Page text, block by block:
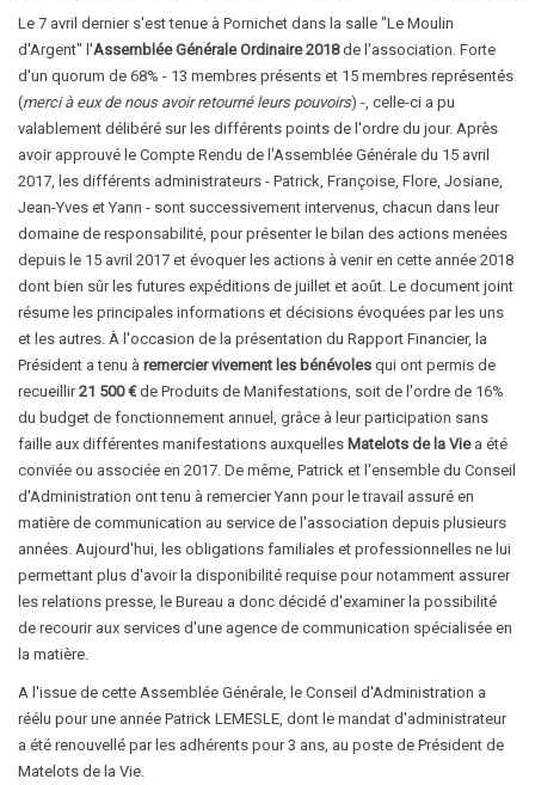
Le 7 avril dernier s'est tenue à Pornichet dans la salle "Le Moulin
d'Argent" l'Assemblée Générale Ordinaire 2018de l'association. Forte
d'un quorum de 68% - 13 membres présents et 15 membres représentés
(merci à eux de nous avoir retourné leurs pouvoirs) -, celle-ci a pu
valablement délibéré sur les différents points de l'ordre du jour. Après
avoir approuvé le Compte Rendu de l'Assemblée Générale du 15 avril
2017, les différents administrateurs - Patrick, Françoise, Flore, Josiane,
Jean-Yves et Yann - sont successivement intervenus, chacun dans leur
domaine de responsabilité, pour présenter le bilan des actions menées
depuis le 15 avril 2017 et évoquer les actions à venir en cette année 2018
dont bien sûr les futures expéditions de juillet et août. Le document joint
résume les principales informations et décisions évoquées par les uns
et les autres. À l'occasion de la présentation du Rapport Financier, la
Président a tenu à remercier vivement les bénévoles qui ont permis de
recueillir21 500 €de Produits de Manifestations, soit de l'ordre de 16%
du budget de fonctionnement annuel, grâce à leur participation sans
faille aux différentes manifestations auxquelles Matelots de la Viea été
conviée ou associée en 2017. De même, Patrick et l'ensemble du Conseil
d'Administration ont tenu à remercier Yann pour le travail assuré en
matière de communication au service de l'association depuis plusieurs
années. Aujourd'hui, les obligations familiales et professionnelles ne lui
permettant plus d'avoir la disponibilité requise pour notamment assurer
les relations presse, le Bureau a donc décidé d'examiner la possibilité
de recourir aux services d'une agence de communication spécialisée en
la matière.
A l'issue de cette Assemblée Générale, le Conseil d'Administration a
réélu pour une année Patrick LEMESLE, dont le mandat d'administrateur
a été renouvellé par les adhérents pour 3 ans, au poste de Président de
Matelots de la Vie.